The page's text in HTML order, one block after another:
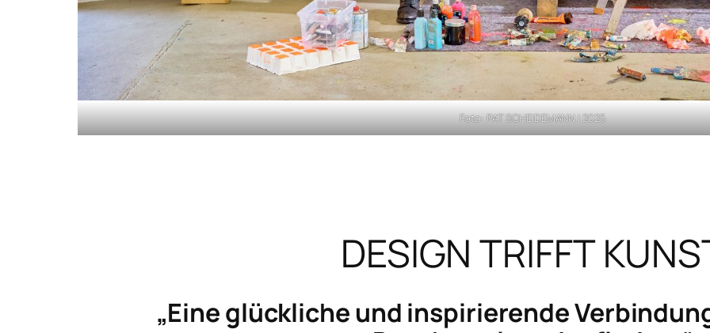
Foto: PAT SCHEIDEMANN | 2025
DESIGN TRIFFT
„Eine glückliche und inspirierende